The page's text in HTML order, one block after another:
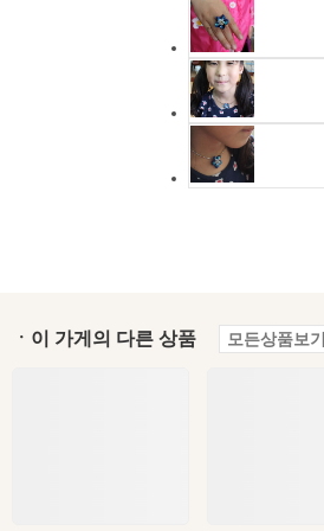
ㆍ이 가게의 다른 상품 모든상품보